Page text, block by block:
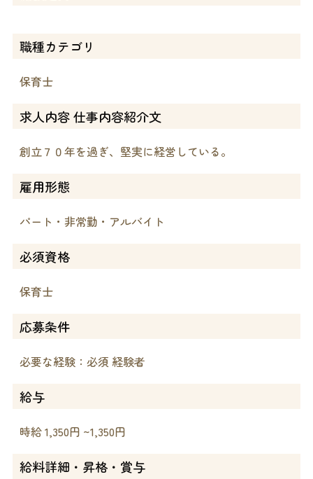
職種カテゴリ
保育士
求人内容 仕事内容紹介文
創立７０年を過ぎ、堅実に経営している。
雇用形態
パート・非常勤・アルバイト
必須資格
保育士
応募条件
必要な経験：必須 経験者
給与
時給 1,350円 ~1,350円
給料詳細・昇格・賞与